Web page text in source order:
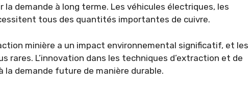
demande à long terme. Les véhicules électriques, les
tous des quantités importantes de cuivre.
minière a un impact environnemental significatif, et les
rares. L’innovation dans les techniques d’extraction et de
la demande future de manière durable.